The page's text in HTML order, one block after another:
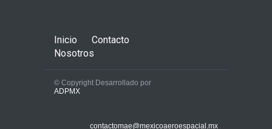
la nube, la estrategia
Inicio
Contacto
Nosotros
© Copyright Desarrollado por
ADPMX
contactomae@mexicoaeroespacial.mx